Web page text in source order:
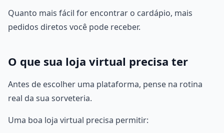
Quanto mais fácil for encontrar o cardápio, mais
pedidos diretos você pode receber.
O que sua loja virtual precisa ter
Antes de escolher uma plataforma, pense na rotina
real da sua sorveteria.
Uma boa loja virtual precisa permitir: